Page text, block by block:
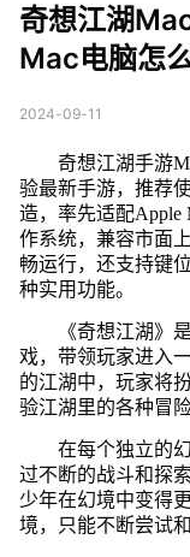
奇想江湖
Mac电脑怎
2024-09-11
奇想江湖手游
验最新手游，推荐
造，率先适配Apple
作系统，兼容市面
畅运行，还支持键
种实用功能。
《奇想江湖》
戏，带领玩家进入
的江湖中，玩家将
验江湖里的各种冒
在每个独立的
过不断的战斗和探
少年在幻境中变得
境，只能不断尝试